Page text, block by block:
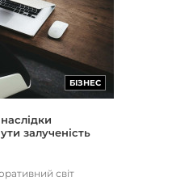
БІЗНЕС
залученість
світ